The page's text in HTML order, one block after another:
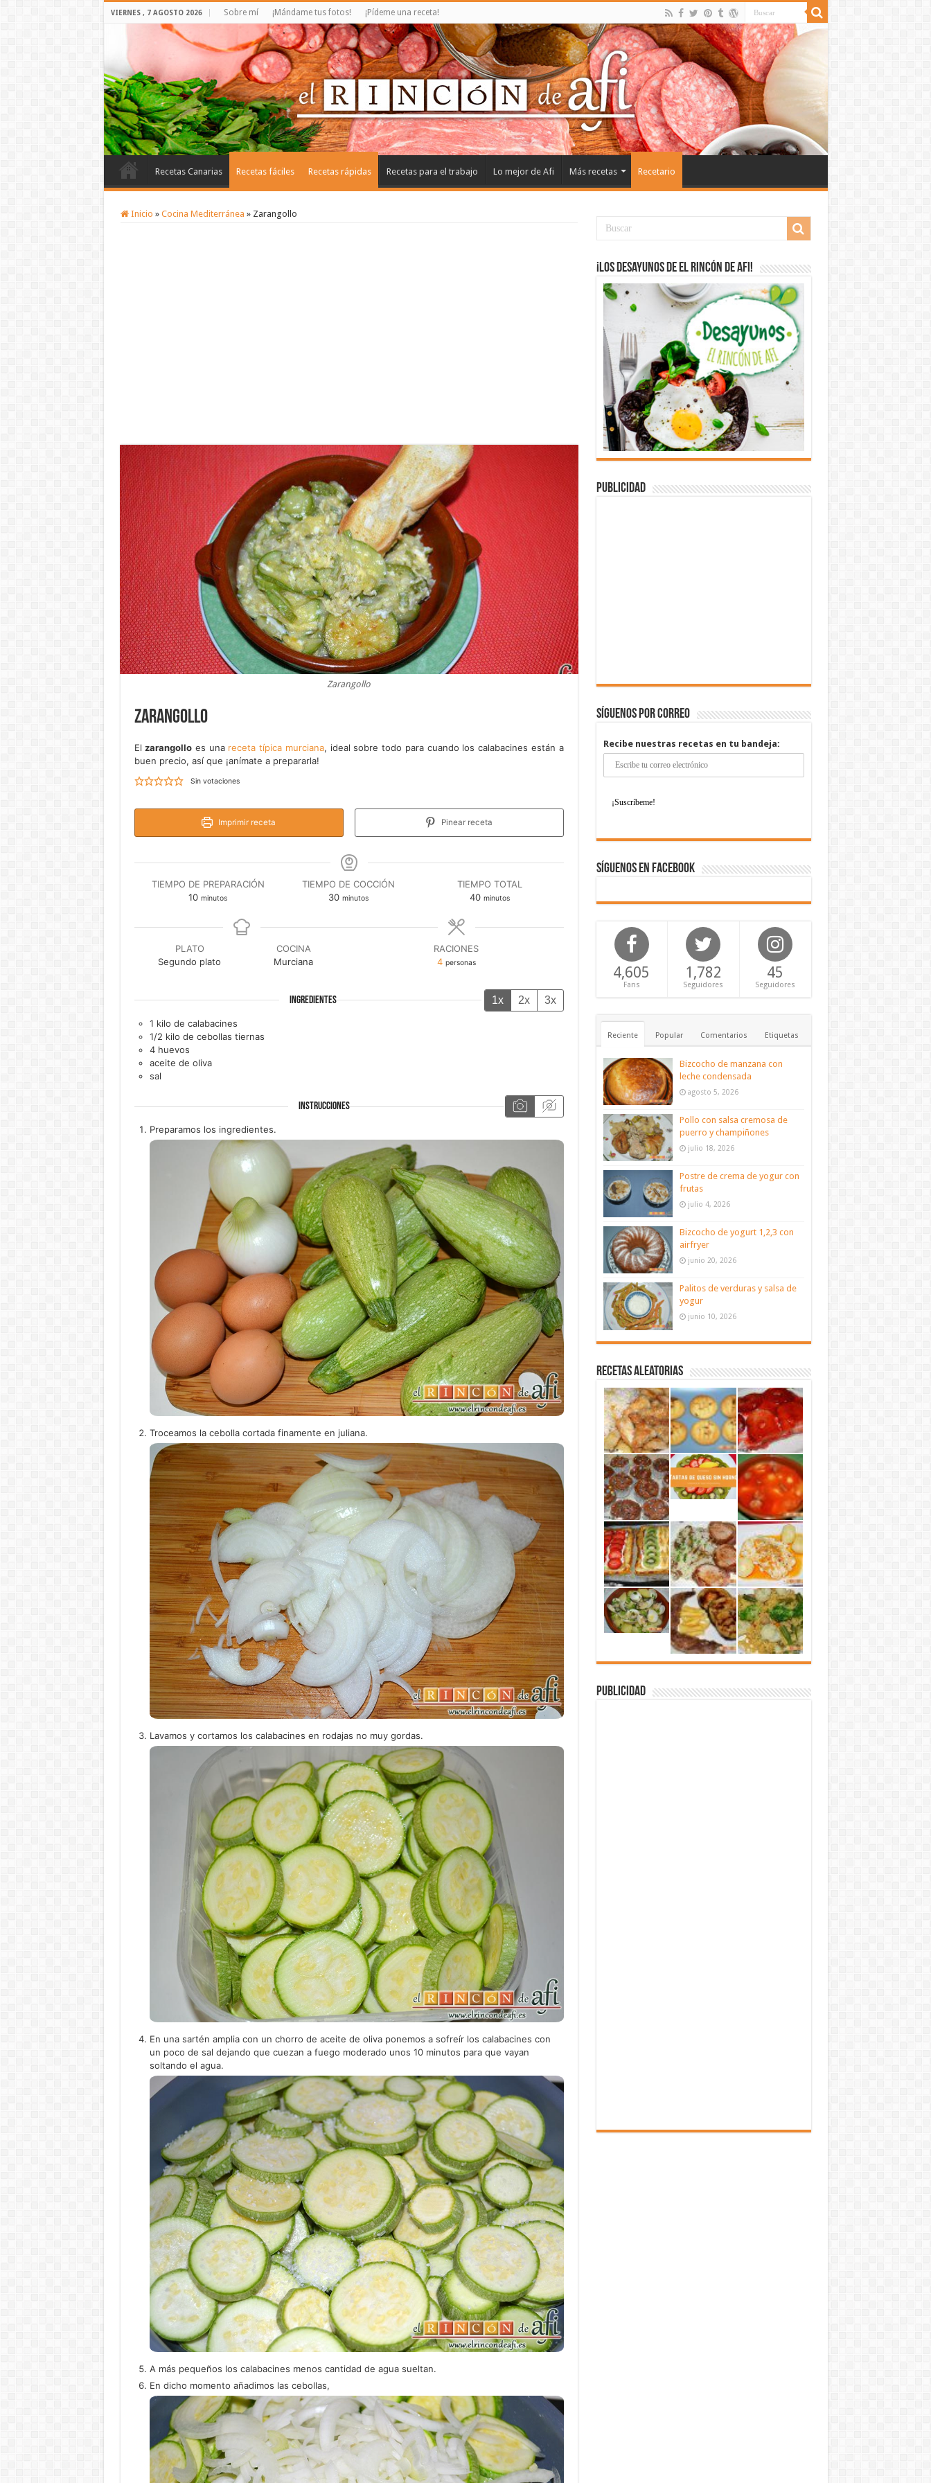
VIERNES , 7 AGOSTO 2026 Sobre mí ¡Mándame tus fotos! ¡Pídeme una receta!
Recetas Canarias Recetas fáciles Recetas rápidas Recetas para el trabajo Lo mejor de Afi Más recetas Recetario
Inicio » Cocina Mediterránea » Zarangollo
Zarangollo
Zarangollo
Elzarangollo es una receta típica murciana, ideal sobre todo para cuando los calabacines están a
buen precio, así que ¡anímate a prepararla!
Sin votaciones
Imprimir receta Pinear receta
TIEMPO DE PREPARACIÓN
10minutos
minutos
TIEMPO DE COCCIÓN
30minutos
minutos
TIEMPO TOTAL
40minutos
minutos
PLATO
Segundo plato
COCINA
Murciana
RACIONES
4 personas
INGREDIENTES 1x 2x 3x
1 kilo de calabacines
1/2 kilo de cebollas tiernas
4 huevos
aceite de oliva
sal
INSTRUCCIONES
Preparamos los ingredientes.
Troceamos la cebolla cortada finamente en juliana.
Lavamos y cortamos los calabacines en rodajas no muy gordas.
En una sartén amplia con un chorro de aceite de oliva ponemos a sofreír los calabacines con
un poco de sal dejando que cuezan a fuego moderado unos 10 minutos para que vayan
soltando el agua.
A más pequeños los calabacines menos cantidad de agua sueltan.
En dicho momento añadimos las cebollas,
¡Los desayunos de El Rincón de Afi!
Publicidad
Síguenos por correo
Recibe nuestras recetas en tu bandeja:
Síguenos en Facebook
4,605
Fans
1,782
Seguidores
45
Seguidores
Reciente Popular Comentarios Etiquetas
Bizcocho de manzana con
leche condensada
agosto 5, 2026
Pollo con salsa cremosa de
puerro y champiñones
julio 18, 2026
Postre de crema de yogur con
frutas
julio 4, 2026
Bizcocho de yogurt 1,2,3 con
airfryer
junio 20, 2026
Palitos de verduras y salsa de
yogur
junio 10, 2026
Recetas aleatorias
Publicidad